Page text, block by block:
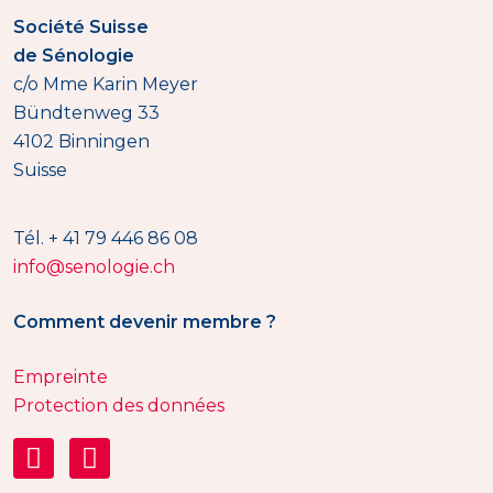
Société Suisse
de Sénologie
c/o Mme Karin Meyer
Bündtenweg 33
4102 Binningen
Suisse
Tél. + 41 79 446 86 08
info@senologie.ch
Comment devenir membre ?
Empreinte
Protection des données